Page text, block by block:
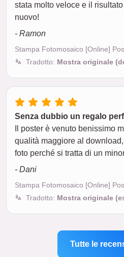
stata molto veloce e il
nuovo!
- Ramon
Stampa Fotomosaico [Online]
Tradotto: Mostra originale
Senza dubbio un regalo
Il poster è venuto benissimo
qualità maggiore al
foto perché si tratta di un
- Dani
Stampa Fotomosaico [Online]
Tradotto: Mostra originale
Tutte le